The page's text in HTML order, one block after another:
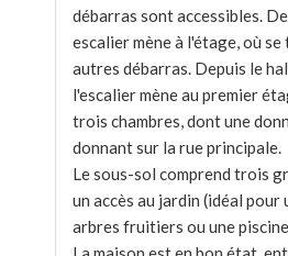
débarras sont accessibles.
escalier mène à l'étage, où
autres débarras. Depuis le
l'escalier mène au premier
trois chambres, dont une
donnant sur la rue principale.
Le sous-sol comprend trois
un accès au jardin (idéal pour
arbres fruitiers ou une